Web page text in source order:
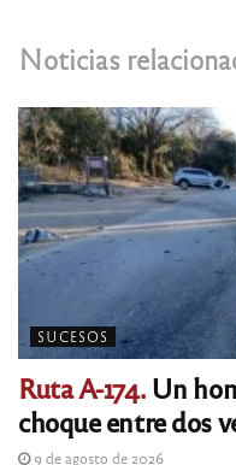
Noticias
SUCESOS
Ruta A-174.Un
choque entre dos
9 de agosto de 2026